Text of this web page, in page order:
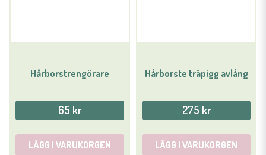
Hårborstrengörare
65 kr
LÄGG I VARUKORGEN
Hårborste träpigg avlång
275 kr
LÄGG I VARUKORGEN